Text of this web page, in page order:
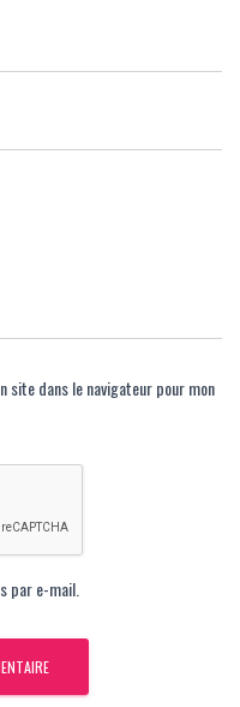
site dans le navigateur pour mon
par e-mail.